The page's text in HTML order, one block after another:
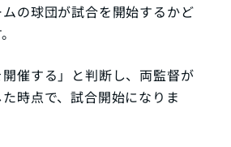
の球団が試合を開始するかど
催する」と判断し、両監督が
時点で、試合開始になりま